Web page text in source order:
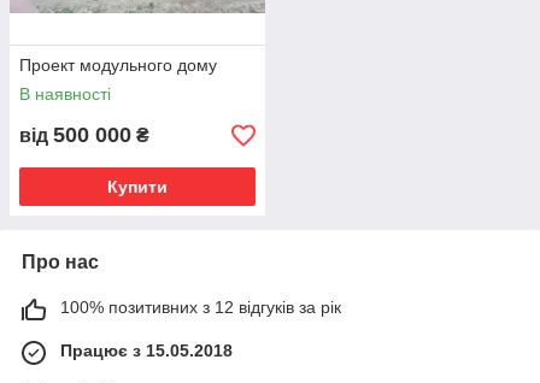
Проект модульного дому
В наявності
від 500 000 ₴
Купити
Про нас
100% позитивних з 12 відгуків за рік
Працює з 15.05.2018